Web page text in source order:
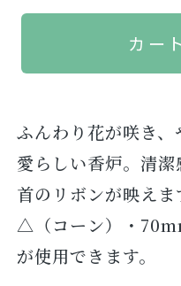
ふんわり花が咲き
愛らしい香炉。清潔
首のリボンが映えま
△（コーン）・
が使用できます。